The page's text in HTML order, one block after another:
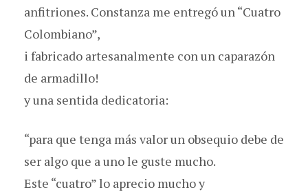
anfitriones. Constanza me entregó un “Cuatro
Colombiano”,
i fabricado artesanalmente con un caparazón
de armadillo!
y una sentida dedicatoria:
“para que tenga más valor un obsequio debe de
ser algo que a uno le guste mucho.
Este “cuatro” lo aprecio mucho y